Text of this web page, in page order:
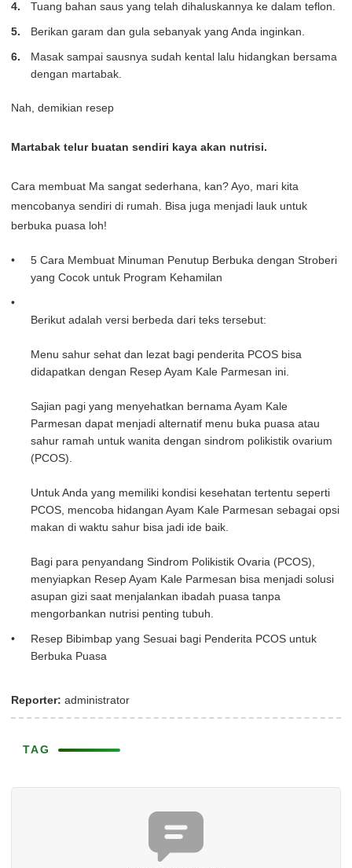
Tuang bahan saus yang telah dihaluskannya ke dalam teflon.
Berikan garam dan gula sebanyak yang Anda inginkan.
Masak sampai sausnya sudah kental lalu hidangkan bersama
dengan martabak.
Nah, demikian resep
Martabak telur buatan sendiri kaya akan nutrisi.
Cara membuat Ma sangat sederhana, kan? Ayo, mari kita
mencobanya sendiri di rumah. Bisa juga menjadi lauk untuk
berbuka puasa loh!
5 Cara Membuat Minuman Penutup Berbuka dengan Stroberi
yang Cocok untuk Program Kehamilan
Berikut adalah versi berbeda dari teks tersebut:
Menu sahur sehat dan lezat bagi penderita PCOS bisa
didapatkan dengan Resep Ayam Kale Parmesan ini.
Sajian pagi yang menyehatkan bernama Ayam Kale
Parmesan dapat menjadi alternatif menu buka puasa atau
sahur ramah untuk wanita dengan sindrom polikistik ovarium
(PCOS).
Untuk Anda yang memiliki kondisi kesehatan tertentu seperti
PCOS, mencoba hidangan Ayam Kale Parmesan sebagai opsi
makan di waktu sahur bisa jadi ide baik.
Bagi para penyandang Sindrom Polikistik Ovaria (PCOS),
menyiapkan Resep Ayam Kale Parmesan bisa menjadi solusi
asupan gizi saat menjalankan ibadah puasa tanpa
mengorbankan nutrisi penting tubuh.
Resep Bibimbap yang Sesuai bagi Penderita PCOS untuk
Berbuka Puasa
Reporter: administrator
TAG